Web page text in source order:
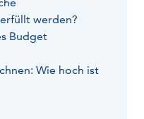
werden?
Budget
Wie hoch ist